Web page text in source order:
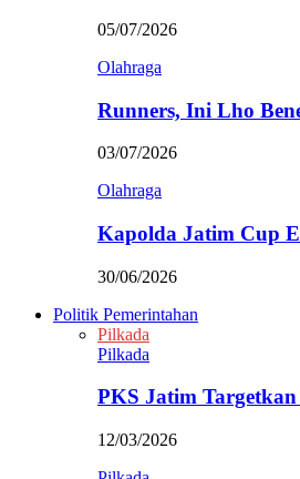
05/07/2026
Olahraga
Runners, Ini Lho
03/07/2026
Olahraga
Kapolda Jatim Cup
30/06/2026
Politik Pemerintahan
Pilkada
Pilkada
PKS Jatim
12/03/2026